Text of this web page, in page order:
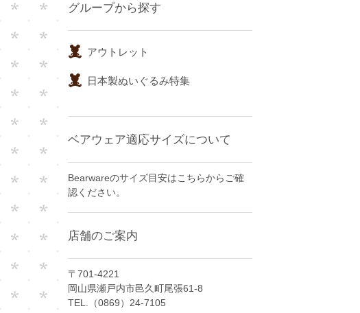
グループから探す
アウトレット
日本製ぬいぐるみ特集
ベアウェア適応サイズについて
Bearwareのサイズ目安はこちらからご確
認ください。
店舗のご案内
〒701-4221
岡山県瀬戸内市邑久町尾張61-8
TEL.（0869）24-7105